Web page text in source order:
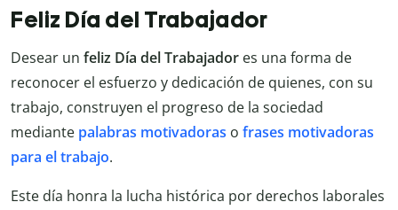
Feliz Día del Trabajador
Desear un feliz Día del Trabajador es una forma de
reconocer el esfuerzo y dedicación de quienes, con su
trabajo, construyen el progreso de la sociedad
mediante palabras motivadoras o frases motivadoras
para el trabajo.
Este día honra la lucha histórica por derechos laborales